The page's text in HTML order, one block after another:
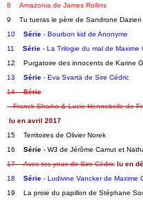
8    Amazonia de James Rollins
9    Tu tueras le père de Sandrone Dazieri
10 Série - Bourbon kid de Anonyme
11 Série - La Trilogie du mal de Maxime
12    Purgatoire des innocents de Karine
13 Série - Eva Svartä de Sire Cédric
14 Série
- Franck Sharko & Lucie Hennebelle de
lu en avril 2017
15    Territoires de Olivier Norek
16 Série - W3 de Jérôme Camut et
17    Avec tes yeux de Sire Cédric lu en
18 Série - Ludivine Vancker de Maxime
19    La proie du papillon de Stéphane